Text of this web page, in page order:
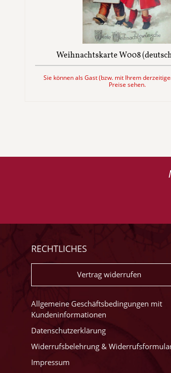
Weihnachtskarte W008
Sie können als Gast (bzw. mit Ihrem
Preise sehen.
RECHTLICHES
Vertrag widerrufen
Allgemeine Geschäftsbedingungen mit
Kundeninformationen
Datenschutzerklärung
Widerrufsbelehrung &
Impressum